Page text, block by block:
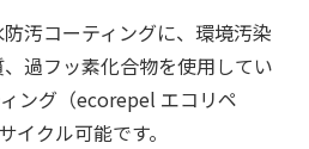
汚コーティングに、環境汚染
過フッ素化合物を使用してい
ング（ecorepel エコリペ
クル可能です。